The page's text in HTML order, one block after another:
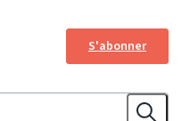
S'abonner